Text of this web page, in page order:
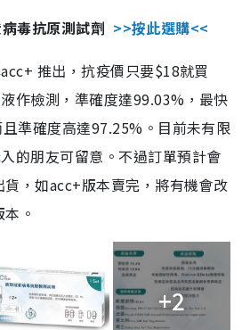
毒抗原測試劑 >>按此選購<<
推出，抗疫價只要$18就買
作檢測，準確度達99.03%，最快
準確度高達97.25%。目前未有限
的朋友可留意。不過訂單預計會
，如acc+版本賣完，將有機會改
。
+2